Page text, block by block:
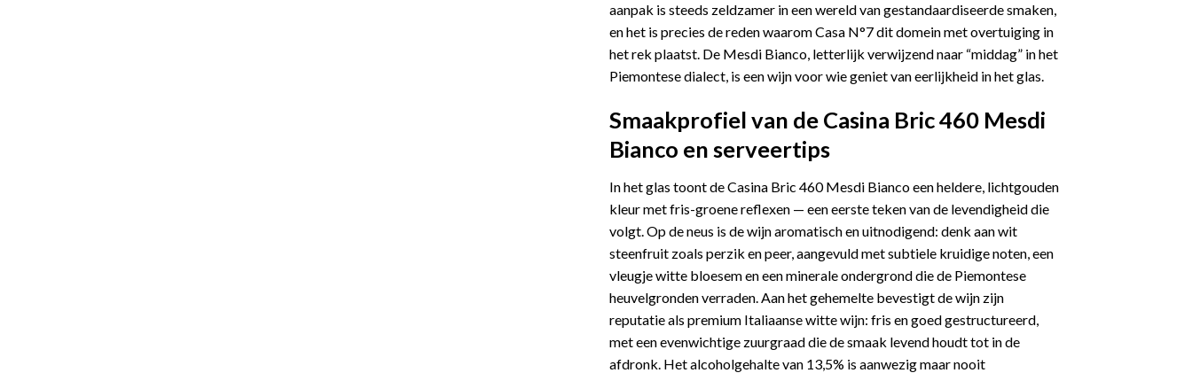
aanpak is steeds zeldzamer in een wereld van gestandaardiseerde smaken,
en het is precies de reden waarom Casa N°7 dit domein met overtuiging in
het rek plaatst. De Mesdi Bianco, letterlijk verwijzend naar “middag” in het
Piemontese dialect, is een wijn voor wie geniet van eerlijkheid in het glas.
Smaakprofiel van de Casina Bric 460 Mesdi
Bianco en serveertips
In het glas toont de Casina Bric 460 Mesdi Bianco een heldere, lichtgouden
kleur met fris-groene reflexen — een eerste teken van de levendigheid die
volgt. Op de neus is de wijn aromatisch en uitnodigend: denk aan wit
steenfruit zoals perzik en peer, aangevuld met subtiele kruidige noten, een
vleugje witte bloesem en een minerale ondergrond die de Piemontese
heuvelgronden verraden. Aan het gehemelte bevestigt de wijn zijn
reputatie als premium Italiaanse witte wijn: fris en goed gestructureerd,
met een evenwichtige zuurgraad die de smaak levend houdt tot in de
afdronk. Het alcoholgehalte van 13,5% is aanwezig maar nooit